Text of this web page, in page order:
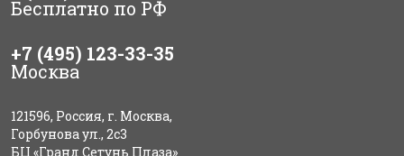
Бесплатно по РФ
+7 (495) 123-33-35
Москва
121596, Россия, г. Москва,
Горбунова ул., 2с3
БЦ «Гранд Сетунь Плаза»